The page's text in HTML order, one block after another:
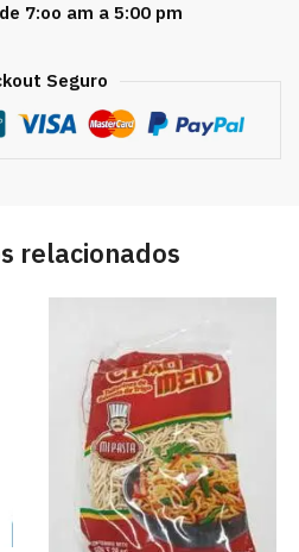
7:oo am a 5:00 pm
Seguro
relacionados